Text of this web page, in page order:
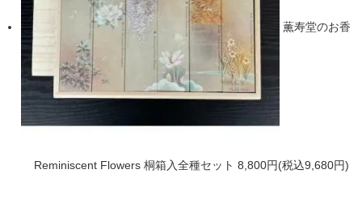
薫寿堂のお香
Reminiscent Flowers 桐箱入全種セット 8,800円(税込9,680円)